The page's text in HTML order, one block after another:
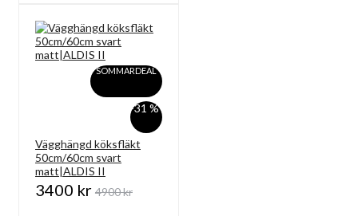
SOMMARDEAL
-31 %
Vägghängd köksfläkt
50cm/60cm svart
matt|ALDIS II
3400 kr 4900 kr